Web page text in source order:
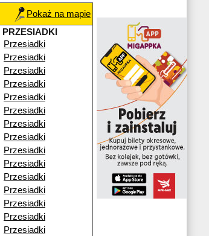
Pokaż na mapie
PRZESIADKI
Przesiadki
Przesiadki
Przesiadki
Przesiadki
Przesiadki
Przesiadki
Przesiadki
Przesiadki
Przesiadki
Przesiadki
Przesiadki
Przesiadki
Przesiadki
Przesiadki
Przesiadki